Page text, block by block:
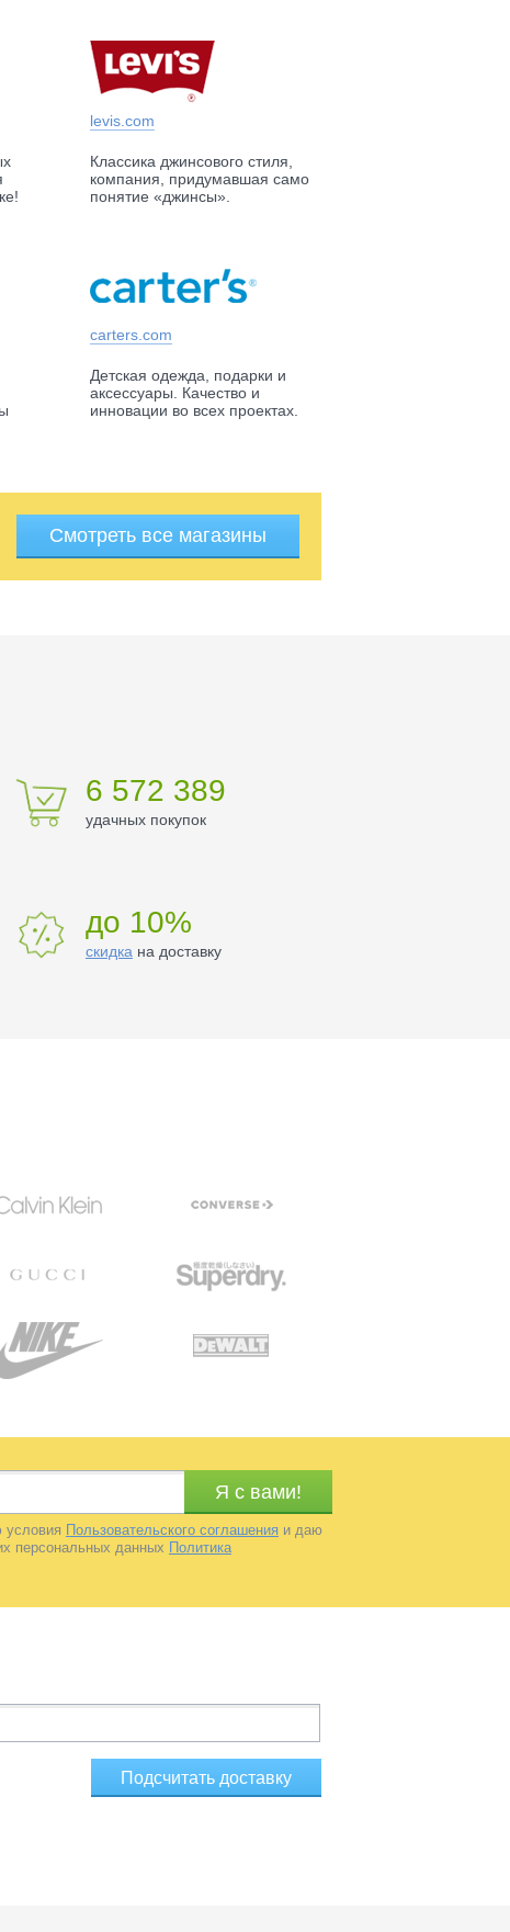
levis.com
Классика джинсового стиля,
компания, придумавшая само
понятие «джинсы».
carters.com
Детская одежда, подарки и
аксессуары. Качество и
инновации во всех проектах.
Смотреть все магазины
6 572 389
удачных покупок
до 10%
скидка на доставку
Я c вами!
условия Пользовательского соглашения и даю
персональных данных Политика
Подсчитать доставку